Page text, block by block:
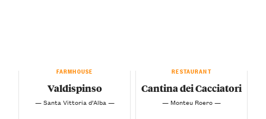
FARMHOUSE
Valdispinso
— Santa Vittoria d’Alba —
RESTAURANT
Cantina dei Cacciatori
— Monteu Roero —